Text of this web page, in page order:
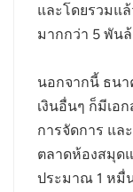
และโดยรวมแ
มากกว่า 5 พัน
นอกจากนี้ ธน
เงินอื่นๆ ก็มีเอ
การจัดการ แล
ตลาดห้องสมุด
ประมาณ 1 หมื่